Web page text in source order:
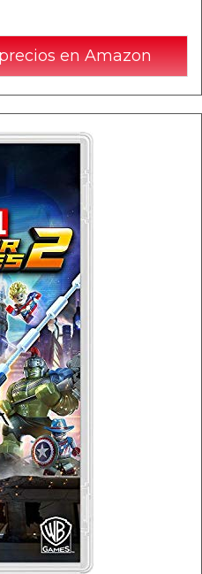
en Amazon